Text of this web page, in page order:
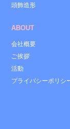
頭飾造形
ABOUT
会社概要
ご挨拶
活動
プライバシーポリシ